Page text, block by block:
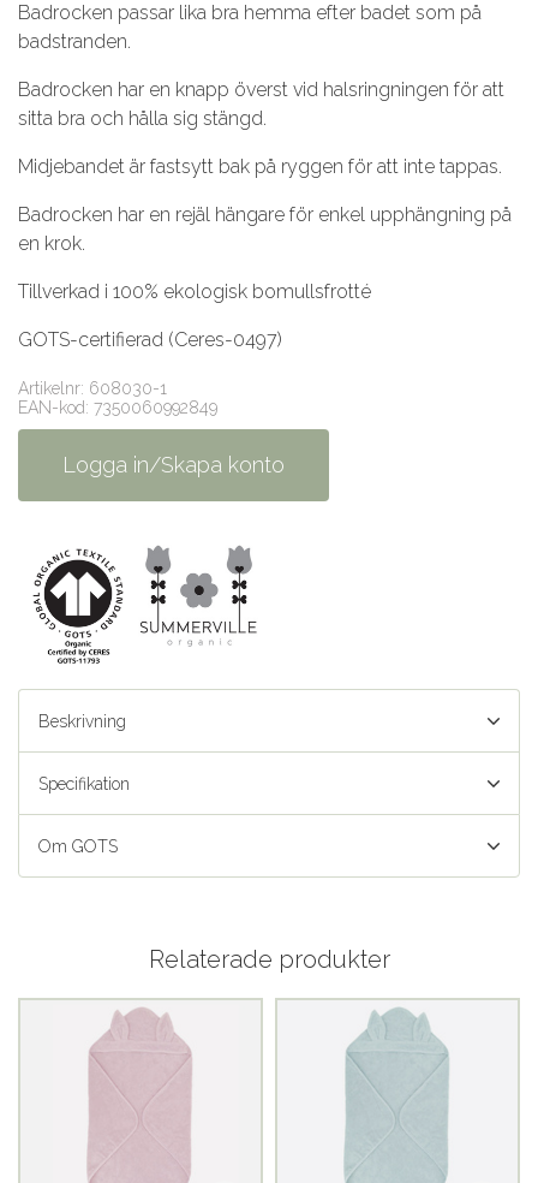
Badrocken passar lika bra hemma efter badet som på
badstranden.
Badrocken har en knapp överst vid halsringningen för att
sitta bra och hålla sig stängd.
Midjebandet är fastsytt bak på ryggen för att inte tappas.
Badrocken har en rejäl hängare för enkel upphängning på
en krok.
Tillverkad i 100% ekologisk bomullsfrotté
GOTS-certifierad (Ceres-0497)
Artikelnr: 608030-1
EAN-kod: 7350060992849
Logga in/Skapa konto
Beskrivning
Specifikation
Om GOTS
Relaterade produkter